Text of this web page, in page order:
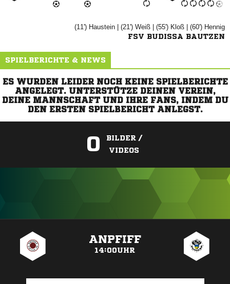
(11')  | (21')  | (55')  | (60') 
FSV BUDISSA BAUTZEN
SPIELBERICHTE & NEWS
ES WURDEN LEIDER NOCH KEINE SPIELBERICHTE
ANGELEGT. UNTERSTÜTZE DEINEN VEREIN,
DEINE MANNSCHAFT UND IHRE FANS, INDEM DU
DEN ERSTEN SPIELBERICHT ANLEGST.
0
BILDER /
VIDEOS
ANPFIFF
14:00UHR